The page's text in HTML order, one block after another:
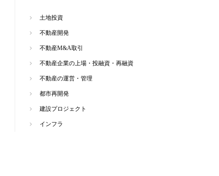
土地投資
不動産開発
不動産M&A取引
不動産企業の上場・投融資・再融資
不動産の運営・管理
都市再開発
建設プロジェクト
インフラ